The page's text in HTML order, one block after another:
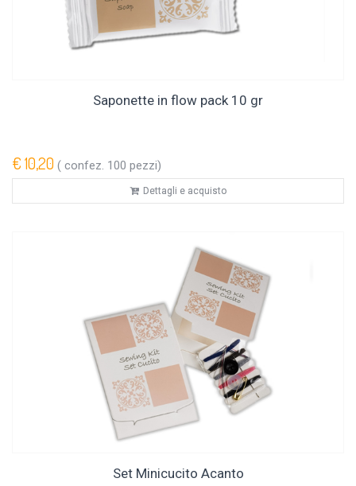
Saponette in flow pack 10 gr
€ 10,20 ( confez. 100 pezzi)
Dettagli e acquisto
Set Minicucito Acanto